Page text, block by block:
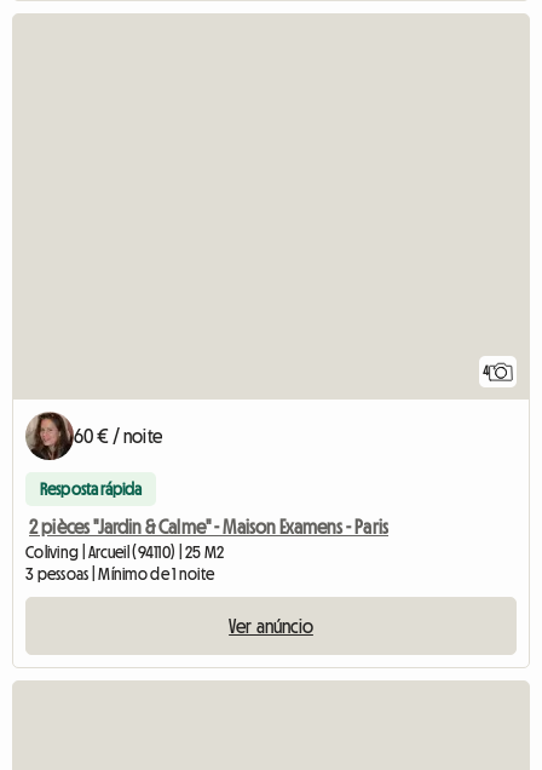
4
60 € / noite
Resposta rápida
2 pièces "Jardin & Calme" - Maison Examens - Paris
Coliving | Arcueil (94110) | 25 M2
3 pessoas | Mínimo de 1 noite
Ver anúncio